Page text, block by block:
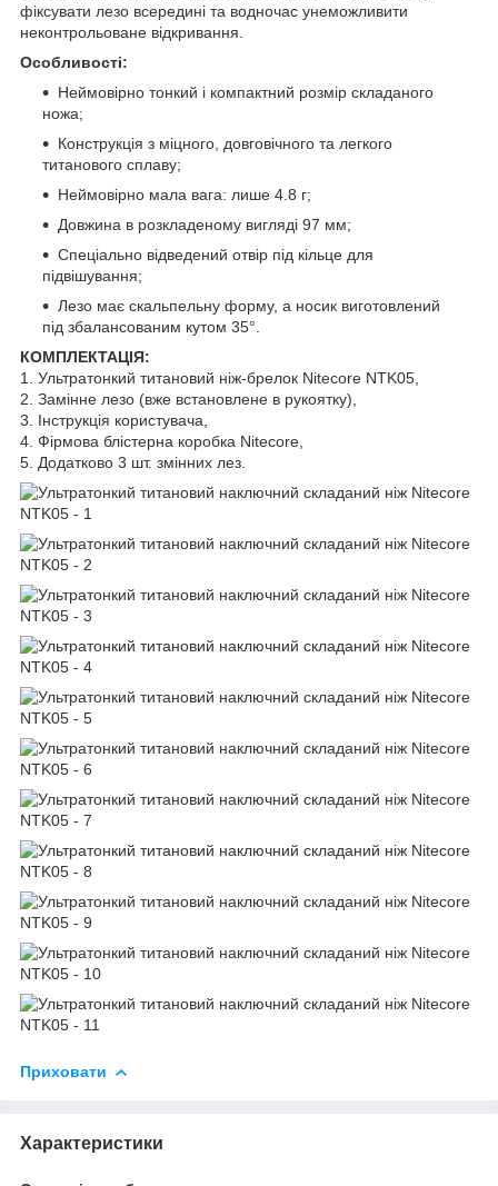
фіксувати лезо всередині та водночас унеможливити
неконтрольоване відкривання.
Особливості:
Неймовірно тонкий і компактний розмір складаного
ножа;
Конструкція з міцного, довговічного та легкого
титанового сплаву;
Неймовірно мала вага: лише 4.8 г;
Довжина в розкладеному вигляді 97 мм;
Спеціально відведений отвір під кільце для
підвішування;
Лезо має скальпельну форму, а носик виготовлений
під збалансованим кутом 35°.
КОМПЛЕКТАЦІЯ:
1. Ультратонкий титановий ніж-брелок Nitecore NTK05,
2. Замінне лезо (вже встановлене в рукоятку),
3. Інструкція користувача,
4. Фірмова блістерна коробка Nitecore,
5. Додатково 3 шт. змінних лез.
Приховати
Характеристики